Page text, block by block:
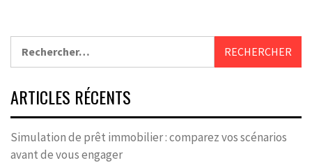
ARTICLES RÉCENTS
Simulation de prêt immobilier : comparez vos scénarios
avant de vous engager